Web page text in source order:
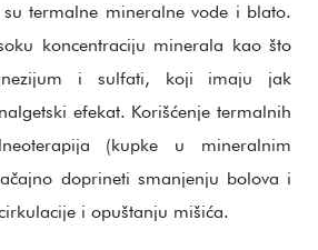
termalne mineralne vode i blato.
koncentraciju minerala kao što
i sulfati, koji imaju jak
efekat. Korišćenje termalnih
(kupke u mineralnim
doprineti smanjenju bolova i
i opuštanju mišića.